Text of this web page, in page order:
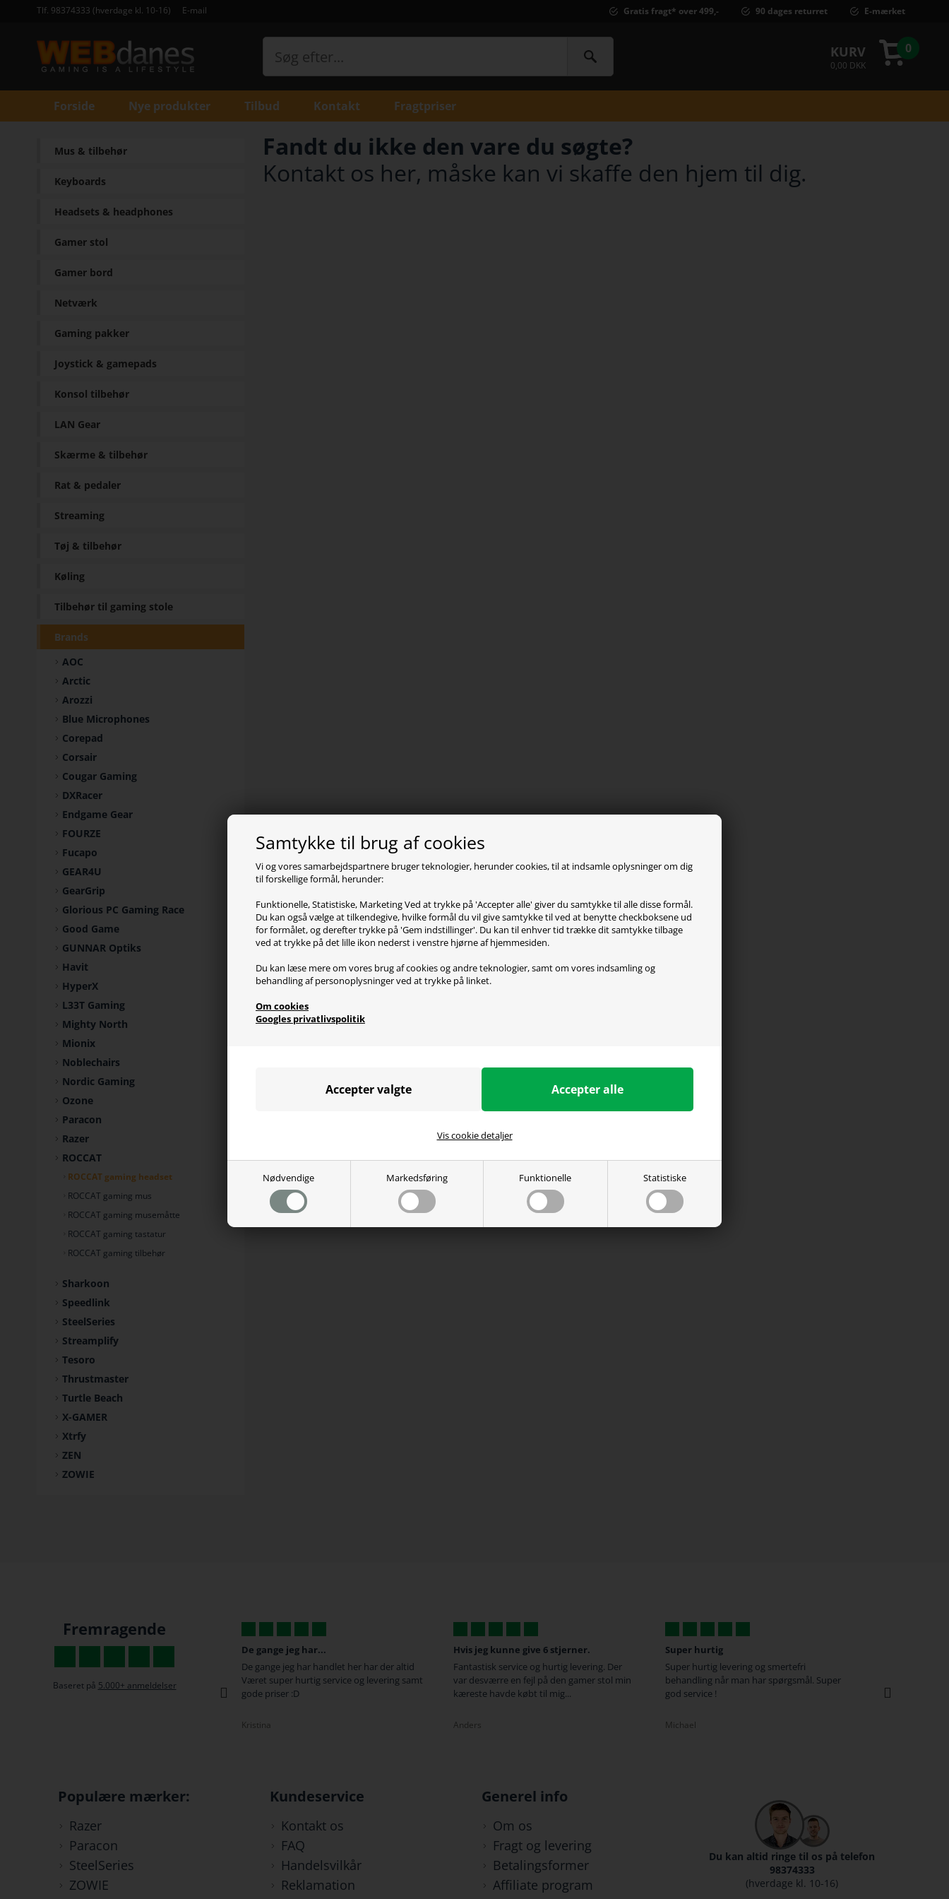
Samtykke til brug af cookies
Vi og vores samarbejdspartnere bruger teknologier, herunder cookies, til at indsamle oplysninger om dig
til forskellige formål, herunder:
Funktionelle, Statistiske, Marketing Ved at trykke på 'Accepter alle' giver du samtykke til alle disse formål.
Du kan også vælge at tilkendegive, hvilke formål du vil give samtykke til ved at benytte checkboksene ud
for formålet, og derefter trykke på 'Gem indstillinger'. Du kan til enhver tid trække dit samtykke tilbage
ved at trykke på det lille ikon nederst i venstre hjørne af hjemmesiden.
Du kan læse mere om vores brug af cookies og andre teknologier, samt om vores indsamling og
behandling af personoplysninger ved at trykke på linket.
Om cookies
Googles privatlivspolitik
Nødvendige Markedsføring Funktionelle Statistiske
Vis cookie detaljer
Tlf. 98374333 (hverdage kl. 10-16) E-mail Gratis fragt* over 499,- 90 dages returret E-mærket
KURV
0,00 DKK
0
Forside Nye produkter Tilbud Kontakt Fragtpriser
Fandt du ikke den vare du søgte?
Kontakt os her, måske kan vi skaffe den hjem til dig.
Mus & tilbehør
Keyboards
Headsets & headphones
Gamer stol
Gamer bord
Netværk
Gaming pakker
Joystick & gamepads
Konsol tilbehør
LAN Gear
Skærme & tilbehør
Rat & pedaler
Streaming
Tøj & tilbehør
Køling
Tilbehør til gaming stole
Brands
AOC
Arctic
Arozzi
Blue Microphones
Corepad
Corsair
Cougar Gaming
DXRacer
Endgame Gear
FOURZE
Fucapo
GEAR4U
GearGrip
Glorious PC Gaming Race
Good Game
GUNNAR Optiks
Havit
HyperX
L33T Gaming
Mighty North
Mionix
Noblechairs
Nordic Gaming
Ozone
Paracon
Razer
ROCCAT
ROCCAT gaming headset
ROCCAT gaming mus
ROCCAT gaming musemåtte
ROCCAT gaming tastatur
ROCCAT gaming tilbehør
Sharkoon
Speedlink
SteelSeries
Streamplify
Tesoro
Thrustmaster
Turtle Beach
X-GAMER
Xtrfy
ZEN
ZOWIE
Fremragende
Baseret på 5.000+ anmeldelser
bestilte min
og fik en
De gange jeg har...
De gange jeg har handlet her har der altid
Været super hurtig service og levering samt
gode priser :D
Hvis jeg kunne give 6 stjerner.
Fantastisk service og hurtig levering. Der
var desværre en fejl på den gamer stol min
kæreste havde købt til mig...
Super hurtig
Super hurtig levering og smertefri
behandling når man har spørgsmål. Super
god service !
God og hurtig service
Vi må også huske at rose med anmeldelser
da vi har tilbøjelighed til først at gå til
Populære mærker:
Razer
Paracon
SteelSeries
ZOWIE
Kundeservice
Kontakt os
FAQ
Handelsvilkår
Reklamation
Generel info
Om os
Fragt og levering
Betalingsformer
Affiliate program
Du kan altid ringe til os på telefon
98374333
(hverdage kl. 10-16)